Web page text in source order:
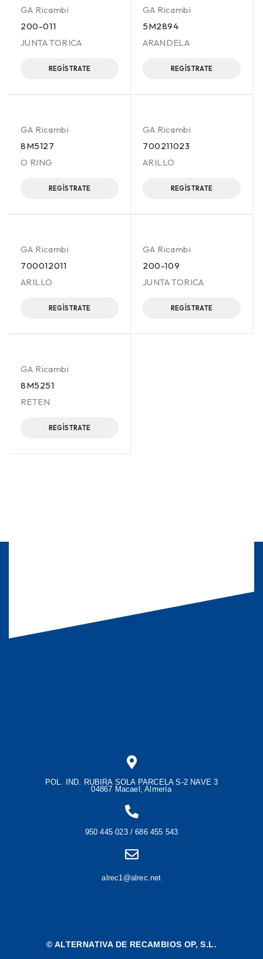
GA Ricambi
200-011
JUNTA TORICA
REGÍSTRATE
GA Ricambi
5M2894
ARANDELA
REGÍSTRATE
GA Ricambi
8M5127
O RING
REGÍSTRATE
GA Ricambi
700211023
ARILLO
REGÍSTRATE
GA Ricambi
700012011
ARILLO
REGÍSTRATE
GA Ricambi
200-109
JUNTA TORICA
REGÍSTRATE
GA Ricambi
8M5251
RETEN
REGÍSTRATE
POL. IND. RUBIRA SOLA PARCELA S-2 NAVE 3
04867 Macael, Almería
950 445 023 / 686 455 543
alrec1@alrec.net
© ALTERNATIVA DE RECAMBIOS OP, S.L.